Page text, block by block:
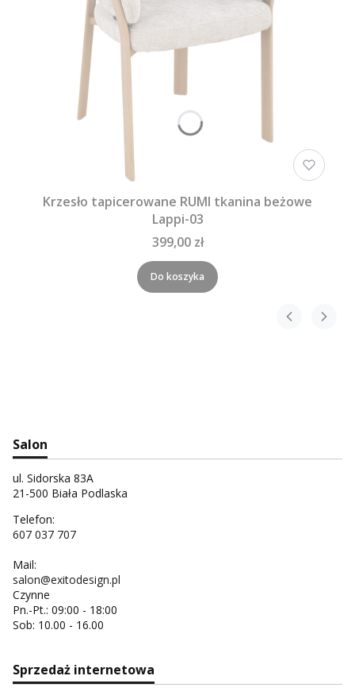
Krzesło tapicerowane RUMI tkanina beżowe
Lappi-03
399,00 zł
Do koszyka
Salon
ul. Sidorska 83A
21-500 Biała Podlaska
Telefon:
607 037 707
Mail:
salon@exitodesign.pl
Czynne
Pn.-Pt.: 09:00 - 18:00
Sob: 10.00 - 16.00
Sprzedaż internetowa